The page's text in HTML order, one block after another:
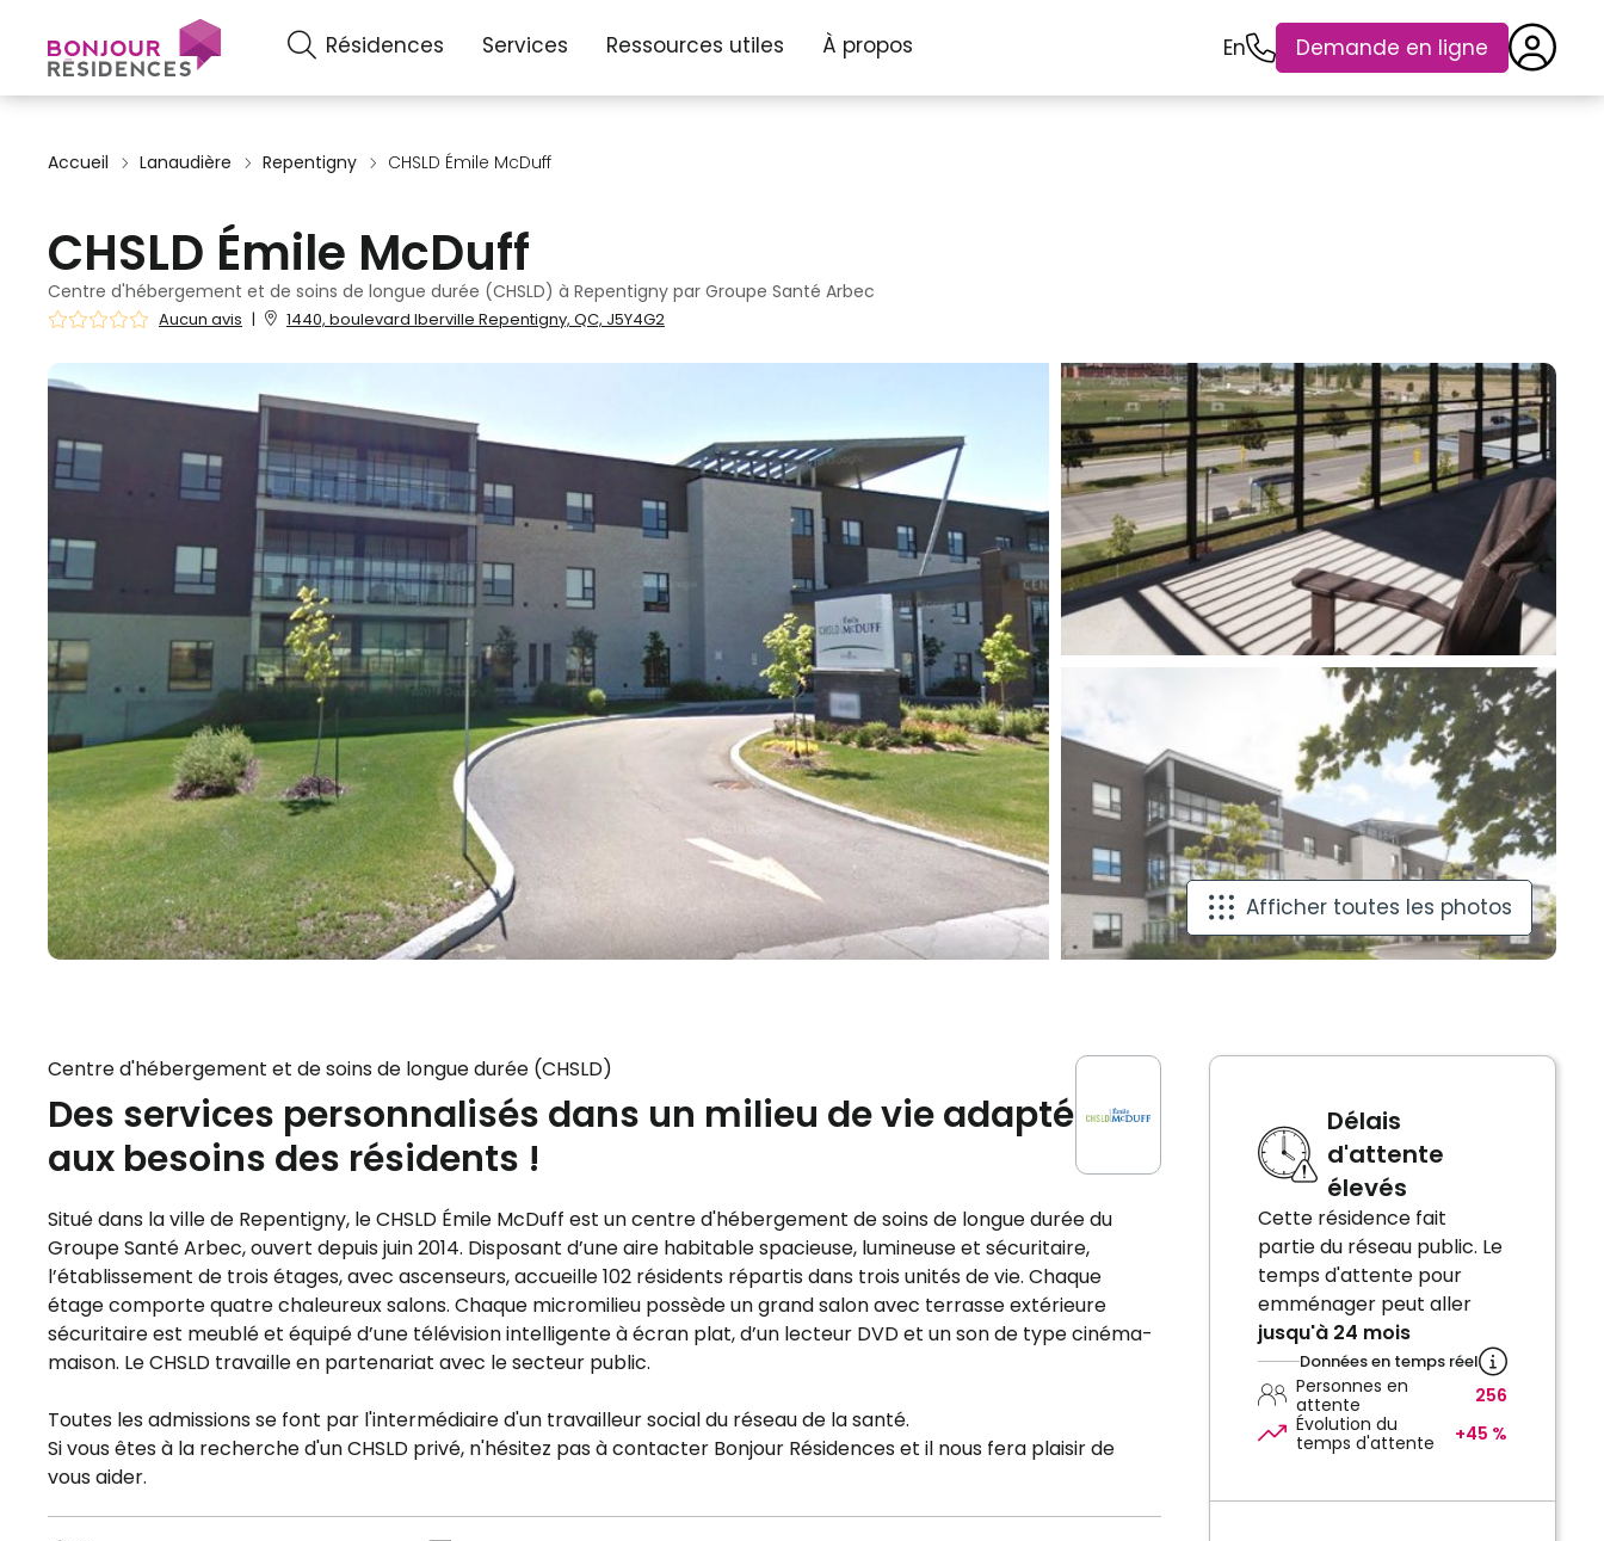
Résidences Services Ressources utiles À propos En Demande en ligne
Accueil Lanaudière Repentigny CHSLD Émile McDuff
CHSLD Émile McDuff
Centre d'hébergement et de soins de longue durée (CHSLD) à Repentigny par Groupe Santé Arbec
Aucun avis | 1440, boulevard Iberville Repentigny, QC, J5Y4G2
Afficher toutes les photos
Centre d'hébergement et de soins de longue durée (CHSLD)
Des services personnalisés dans un milieu de vie adapté
aux besoins des résidents !
Situé dans la ville de Repentigny, le CHSLD Émile McDuff est un centre d'hébergement de soins de longue durée du
Groupe Santé Arbec, ouvert depuis juin 2014. Disposant d’une aire habitable spacieuse, lumineuse et sécuritaire,
l’établissement de trois étages, avec ascenseurs, accueille 102 résidents répartis dans trois unités de vie. Chaque
étage comporte quatre chaleureux salons. Chaque micromilieu possède un grand salon avec terrasse extérieure
sécuritaire est meublé et équipé d’une télévision intelligente à écran plat, d’un lecteur DVD et un son de type cinéma-
maison. Le CHSLD travaille en partenariat avec le secteur public.
Toutes les admissions se font par l'intermédiaire d'un travailleur social du réseau de la santé.
Si vous êtes à la recherche d'un CHSLD privé, n'hésitez pas à contacter Bonjour Résidences et il nous fera plaisir de
vous aider.
Délais
d'attente
élevés
Cette résidence fait
partie du réseau public. Le
temps d'attente pour
emménager peut aller
jusqu'à 24 mois
Données en temps réel
Personnes en
attente
256
Évolution du
temps d'attente
+45 %